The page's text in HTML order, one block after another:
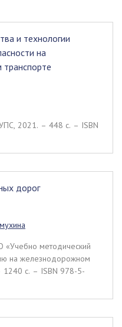
и технологии
на
2021. – 448 c. – ISBN
дорог
методический
на железнодорожном
1240 c. – ISBN 978-5-